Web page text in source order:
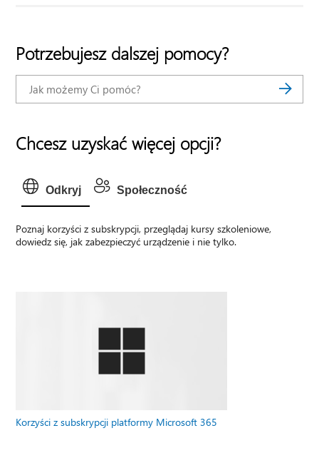
Potrzebujesz dalszej pomocy?
Chcesz uzyskać więcej opcji?
Odkryj Społeczność
Poznaj korzyści z subskrypcji, przeglądaj kursy szkoleniowe,
dowiedz się, jak zabezpieczyć urządzenie i nie tylko.
Korzyści z subskrypcji platformy Microsoft 365